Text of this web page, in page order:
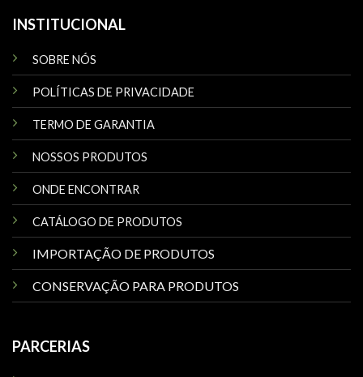
INSTITUCIONAL
SOBRE NÓS
POLÍTICAS DE PRIVACIDADE
TERMO DE GARANTIA
NOSSOS PRODUTOS
ONDE ENCONTRAR
CATÁLOGO DE PRODUTOS
IMPORTAÇÃO DE PRODUTOS
CONSERVAÇÃO PARA PRODUTOS
PARCERIAS